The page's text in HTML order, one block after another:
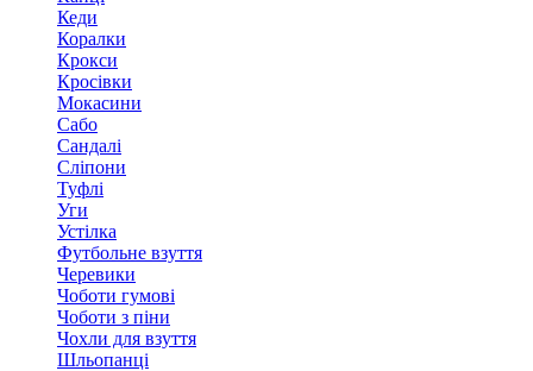
Кеди
Коралки
Крокси
Кросівки
Мокасини
Сабо
Сандалі
Сліпони
Туфлі
Уги
Устілка
Футбольне взуття
Черевики
Чоботи гумові
Чоботи з піни
Чохли для взуття
Шльопанці